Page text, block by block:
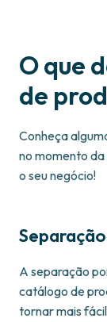
O que
de
Conheça
no momento
o seu negócio!
A separação
catálogo de
tornar mais